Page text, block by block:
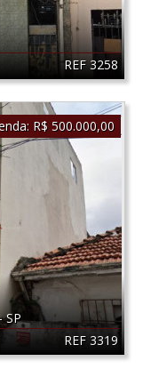
REF 3258
REF 3319
SP
R$ 500.000,00